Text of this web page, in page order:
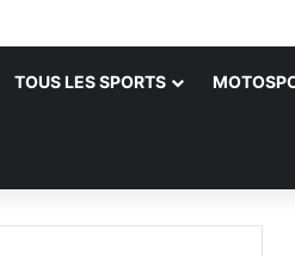
TOUS LES SPORTS